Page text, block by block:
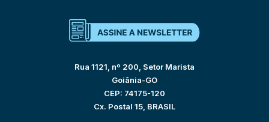
Rua 1121, nº 200, Setor Marista
Goiânia-GO
CEP: 74175-120
Cx. Postal 15, BRASIL